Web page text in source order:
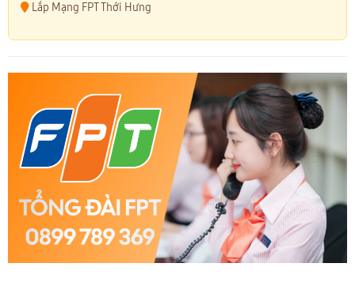
Lắp Mạng FPT Thới Hưng